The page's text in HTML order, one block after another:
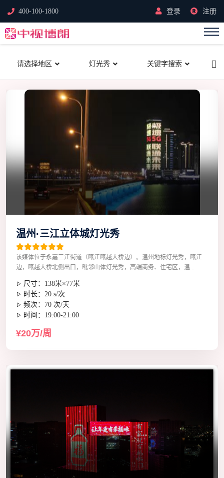
400-100-1800 登录 注册
请选择地区 灯光秀 关键字搜索
温州·三江立体城灯光秀
该媒体位于永嘉三江街道（瓯江瓯越大桥边）。温州地标灯光秀，瓯江
边，瓯越大桥北侧出口，毗邻山体灯光秀，高端商务、住宅区，温...
尺寸：138米×77米
时长：20 s/次
频次：70 次/天
时间：19:00-21:00
¥20万/周